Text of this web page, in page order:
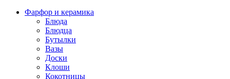
Фарфор и керамика
Блюда
Блюдца
Бутылки
Вазы
Доски
Клоши
Кокотницы